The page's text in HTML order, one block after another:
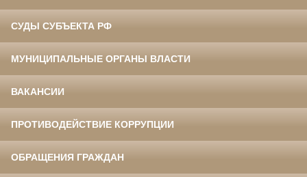
СУДЫ СУБЪЕКТА РФ
МУНИЦИПАЛЬНЫЕ ОРГАНЫ ВЛАСТИ
ВАКАНСИИ
ПРОТИВОДЕЙСТВИЕ КОРРУПЦИИ
ОБРАЩЕНИЯ ГРАЖДАН